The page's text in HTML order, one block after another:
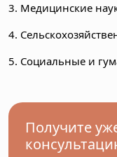
3. Медицинские
4.
5. Социальные и
Получите